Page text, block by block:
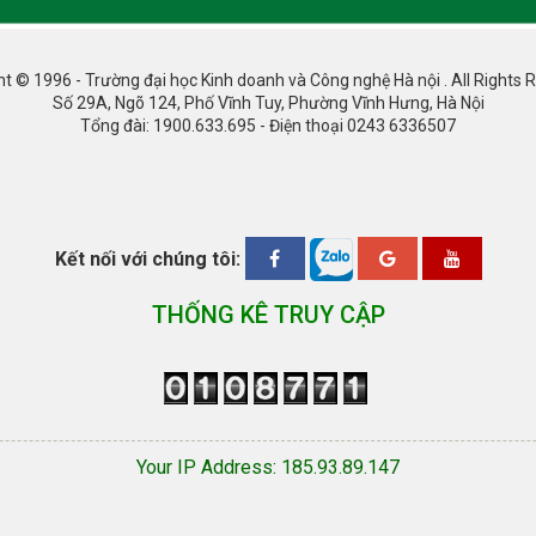
© 1996 - Trường đại học Kinh doanh và Công nghệ Hà nội . All Rights
Số 29A, Ngõ 124, Phố Vĩnh Tuy, Phường Vĩnh Hưng, Hà Nội
Tổng đài: 1900.633.695 - Điện thoại 0243 6336507
Kết nối với chúng tôi:
THỐNG KÊ TRUY CẬP
Your IP Address: 185.93.89.147